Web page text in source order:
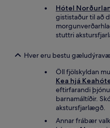
Hótel
gististaður til að
stuttri
Hver eru bestu
Öll fjölskyldan
Kea hjá
eftirfarandi
barnamáltíðir.
akstursfjarlægð.
Annar frábær